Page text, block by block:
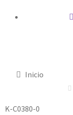
Inicio
K-C0380-0